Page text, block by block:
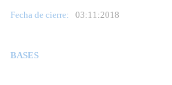
Fecha de cierre: 03:11:2018
BASES